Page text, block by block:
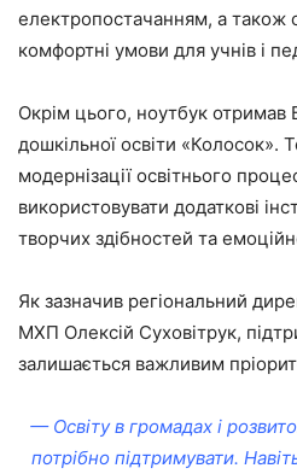
електропостачанням, а також
комфортні умови для учнів і
Окрім цього, ноутбук отримав
дошкільної освіти «Колосок».
модернізації освітнього
використовувати додаткові
творчих здібностей та
Як зазначив регіональний
МХП Олексій Суховітрук,
залишається важливим
— Освіту в громадах і
потрібно підтримувати.